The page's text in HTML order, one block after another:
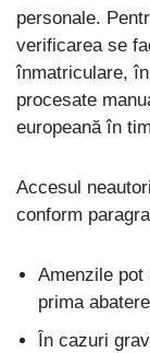
personale.
verificarea se
înmatriculare,
procesate
europeană în
Accesul
conform
Amenzile pot
prima
În cazuri